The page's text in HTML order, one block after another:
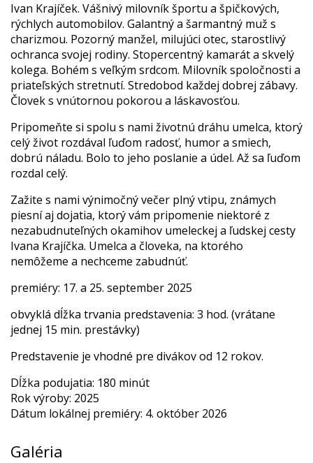
Ivan Krajíček. Vášnivý milovník športu a špičkových,
rýchlych automobilov. Galantný a šarmantný muž s
charizmou. Pozorný manžel, milujúci otec, starostlivý
ochranca svojej rodiny. Stopercentný kamarát a skvelý
kolega. Bohém s veľkým srdcom. Milovník spoločnosti a
priateľských stretnutí. Stredobod každej dobrej zábavy.
Človek s vnútornou pokorou a láskavosťou.
Pripomeňte si spolu s nami životnú dráhu umelca, ktorý
celý život rozdával ľuďom radosť, humor a smiech,
dobrú náladu. Bolo to jeho poslanie a údel. Až sa ľuďom
rozdal celý.
Zažite s nami výnimočný večer plný vtipu, známych
piesní aj dojatia, ktorý vám pripomenie niektoré z
nezabudnuteľných okamihov umeleckej a ľudskej cesty
Ivana Krajíčka. Umelca a človeka, na ktorého
nemôžeme a nechceme zabudnúť.
premiéry: 17. a 25. september 2025
obvyklá dĺžka trvania predstavenia: 3 hod. (vrátane
jednej 15 min. prestávky)
Predstavenie je vhodné pre divákov od 12 rokov.
Dĺžka podujatia: 180 minút
Rok výroby: 2025
Dátum lokálnej premiéry: 4. október 2026
Galéria